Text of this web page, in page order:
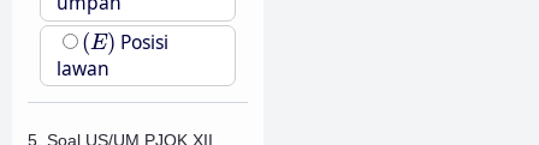
(E)
(E) Posisi
lawan
5. Soal US/UM PJOK XII